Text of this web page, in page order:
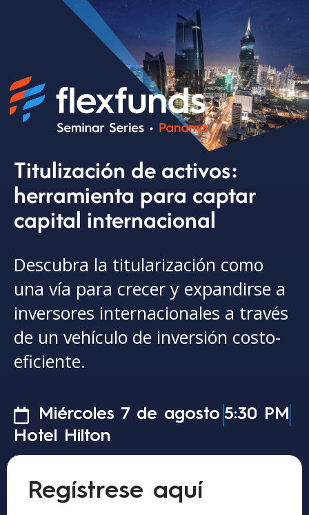
Titulización de activos:
herramienta para captar
capital internacional
Descubra la titularización como
una vía para crecer y expandirse a
inversores internacionales a través
de un vehículo de inversión costo-
eficiente.
Miércoles 7 de agosto 5:30 PM
Hotel Hilton
Regístrese aquí